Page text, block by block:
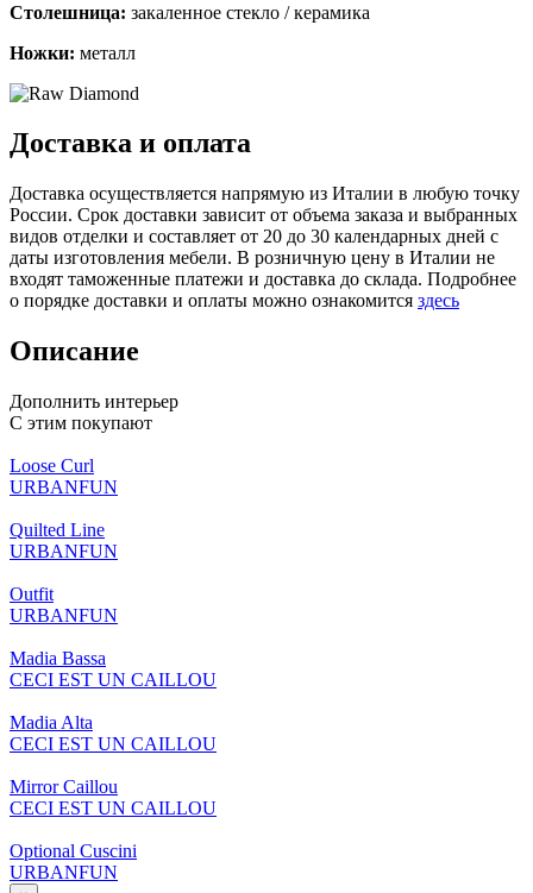
Столешница: закаленное стекло / керамика
Ножки: металл
Доставка и оплата
Доставка осуществляется напрямую из Италии в любую точку
России. Срок доставки зависит от объема заказа и выбранных
видов отделки и составляет от 20 до 30 календарных дней с
даты изготовления мебели. В розничную цену в Италии не
входят таможенные платежи и доставка до склада. Подробнее
о порядке доставки и оплаты можно ознакомится здесь
Описание
Дополнить интерьер
С этим покупают
Loose Curl
URBANFUN
Quilted Line
URBANFUN
Outfit
URBANFUN
Madia Bassa
CECI EST UN CAILLOU
Madia Alta
CECI EST UN CAILLOU
Mirror Caillou
CECI EST UN CAILLOU
Optional Cuscini
URBANFUN